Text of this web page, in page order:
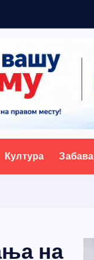
Култура Забава
на